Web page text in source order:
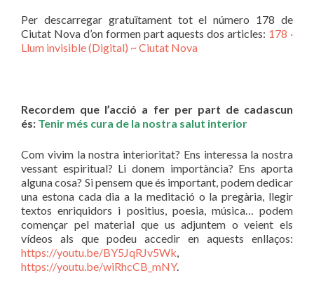
Per descarregar gratuïtament tot el número 178 de
Ciutat Nova d’on formen part aquests dos articles: 178 ·
Llum invisible (Digital) ~ Ciutat Nova
Recordem que l’acció a fer per part de cadascun
és: Tenir més cura de la nostra salut interior
Com vivim la nostra interioritat? Ens interessa la nostra
vessant espiritual? Li donem importància? Ens aporta
alguna cosa? Si pensem que és important, podem dedicar
una estona cada dia a la meditació o la pregària, llegir
textos enriquidors i positius, poesia, música… podem
començar pel material que us adjuntem o veient els
vídeos als que podeu accedir en aquests enllaços:
https://youtu.be/BY5JqRJv5Wk,
https://youtu.be/wiRhcCB_mNY.